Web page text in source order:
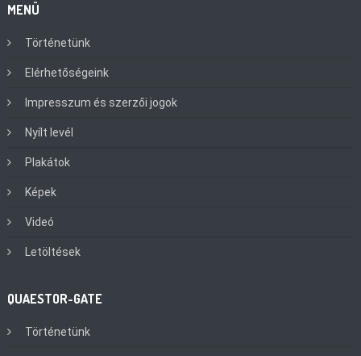
MENÜ
Történetünk
Elérhetőségeink
Impresszum és szerzői jogok
Nyílt levél
Plakátok
Képek
Videó
Letöltések
QUAESTOR-GATE
Történetünk